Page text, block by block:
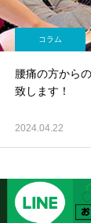
コラム
腰痛の方から
致します！
2024.04.22